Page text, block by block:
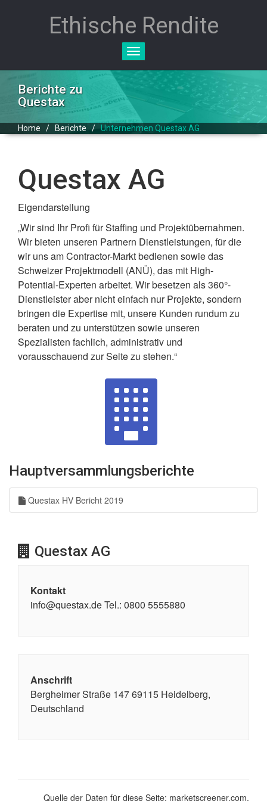
Ethische Rendite
Toggle
Berichte zu
Questax
Home / Berichte / Unternehmen Questax AG
Questax AG
Eigendarstellung
„Wir sind Ihr Profi für Staffing und Projektübernahmen.
Wir bieten unseren Partnern Dienstleistungen, für die
wir uns am Contractor-Markt bedienen sowie das
Schweizer Projektmodell (ANÜ), das mit High-
Potential-Experten arbeitet. Wir besetzen als 360°-
Dienstleister aber nicht einfach nur Projekte, sondern
bringen die Expertise mit, unsere Kunden rundum zu
beraten und zu unterstützen sowie unseren
Spezialisten fachlich, administrativ und
vorausschauend zur Seite zu stehen.“
Hauptversammlungsberichte
Questax HV Bericht 2019
Questax AG
Kontakt
info@questax.de Tel.: 0800 5555880
Anschrift
Bergheimer Straße 147 69115 Heidelberg,
Deutschland
Quelle der Daten für diese Seite: marketscreener.com,